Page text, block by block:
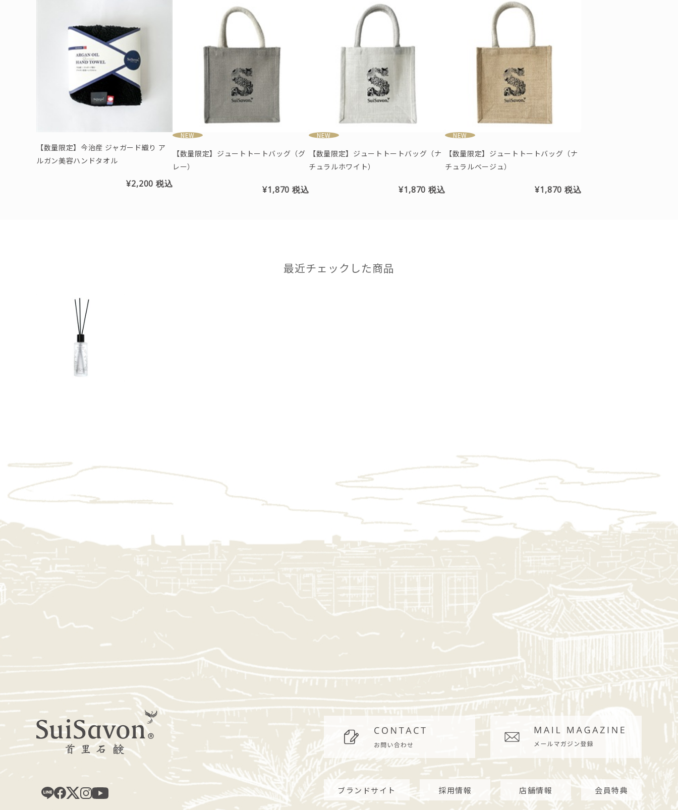
【数量限定】今治産 ジャガード織り ア
ルガン美容ハンドタオル
¥2,200税込
NEW
【数量限定】ジュートトートバッグ（グ
レー）
¥1,870税込
NEW
【数量限定】ジュートトートバッグ（ナ
チュラルホワイト）
¥1,870税込
NEW
【数量限定】ジュートトートバッグ（ナ
チュラルベージュ）
¥1,870税込
最近チェックした商品
ブランドサイト 採用情報 店舗情報 会員特典